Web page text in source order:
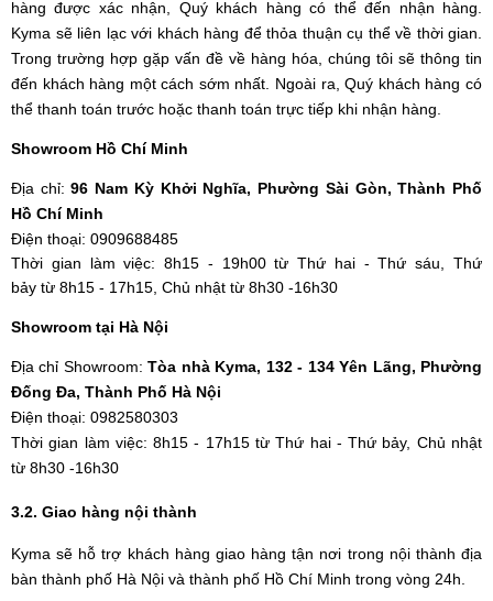
hàng được xác nhận, Quý khách hàng có thể đến nhận hàng.
Kyma sẽ liên lạc với khách hàng để thỏa thuận cụ thể về thời gian.
Trong trường hợp gặp vấn đề về hàng hóa, chúng tôi sẽ thông tin
đến khách hàng một cách sớm nhất. Ngoài ra, Quý khách hàng có
thể thanh toán trước hoặc thanh toán trực tiếp khi nhận hàng.
Showroom Hồ Chí Minh
Địa chỉ:96 Nam Kỳ Khởi Nghĩa, Phường Sài Gòn, Thành Phố
Hồ Chí Minh
Điện thoại: 0909688485
Thời gian làm việc:8h15 - 19h00 từThứ hai - Thứ sáu, Thứ
bảy từ 8h15 - 17h15, Chủ nhật từ 8h30 -16h30
Showroom tại Hà Nội
Địa chỉ Showroom: Tòa nhà Kyma, 132 - 134 Yên Lãng, Phường
Đống Đa, Thành Phố Hà Nội
Điện thoại: 0982580303
Thời gian làm việc: 8h15 - 17h15 từ Thứ hai - Thứ bảy, Chủ nhật
từ 8h30 -16h30
3.2. Giao hàng nội thành
Kyma sẽ hỗ trợ khách hàng giao hàng tận nơi trong nội thành địa
bàn thành phố Hà Nội và thành phố Hồ Chí Minh trong vòng 24h.